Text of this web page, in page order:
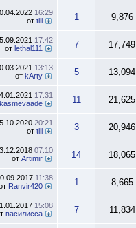
16:29
от tili 1 9,876
17:42
от lethal111 7 17,749
13:13
от kArty 5 13,094
17:31
kasmevaade 11 21,625
20:21
от tili 3 20,946
07:10
от Artimir 14 18,065
11:38
Ranvir420 1 8,665
15:08
василисса 7 11,834